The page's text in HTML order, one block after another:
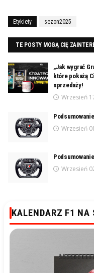
Etykiety sezon2025
TE POSTY MOGĄ CIĘ
„Jak wygrać
które pokażą
sprzedaży!
Wrzesień
Wrzesień
Wrzesień
KALENDARZ F1 NA